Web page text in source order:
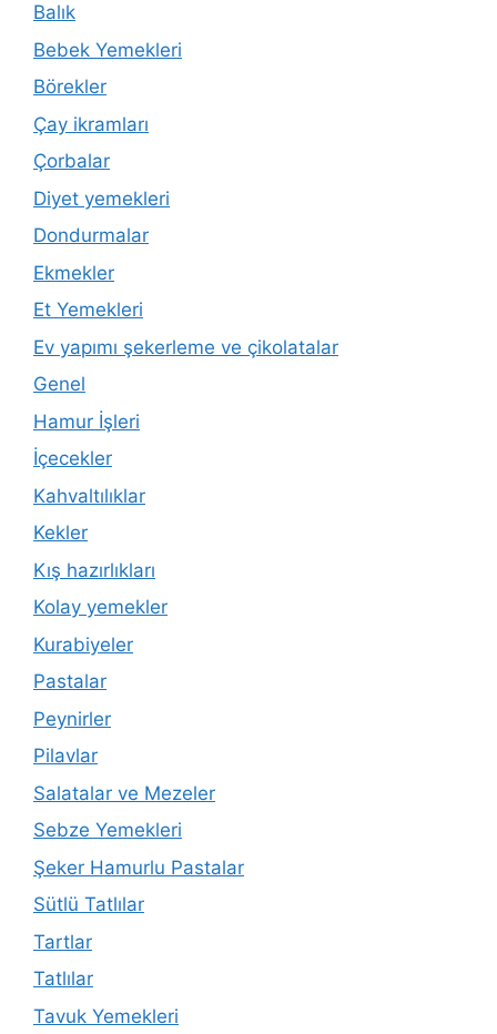
Balık
Bebek Yemekleri
Börekler
Çay ikramları
Çorbalar
Diyet yemekleri
Dondurmalar
Ekmekler
Et Yemekleri
Ev yapımı şekerleme ve çikolatalar
Genel
Hamur İşleri
İçecekler
Kahvaltılıklar
Kekler
Kış hazırlıkları
Kolay yemekler
Kurabiyeler
Pastalar
Peynirler
Pilavlar
Salatalar ve Mezeler
Sebze Yemekleri
Şeker Hamurlu Pastalar
Sütlü Tatlılar
Tartlar
Tatlılar
Tavuk Yemekleri